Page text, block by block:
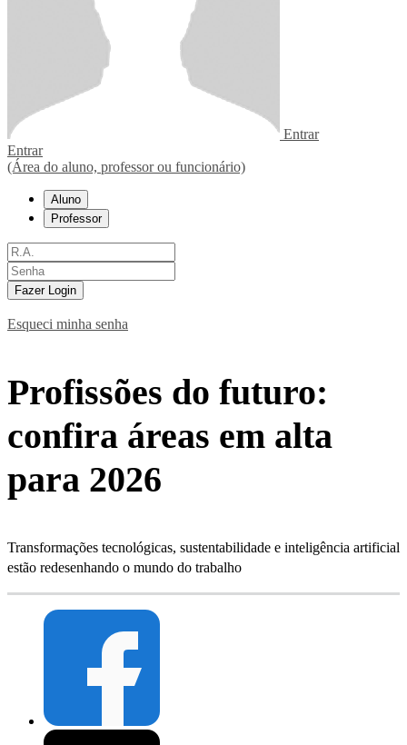
Entrar
Entrar
(Área do aluno, professor ou funcionário)
Aluno
Professor
Fazer Login
Esqueci minha senha
Profissões do futuro:
confira áreas em alta
para 2026
Transformações tecnológicas, sustentabilidade e inteligência artificial
estão redesenhando o mundo do trabalho